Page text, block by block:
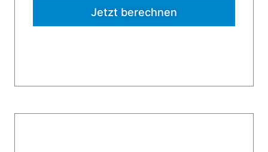
Jetzt berechnen